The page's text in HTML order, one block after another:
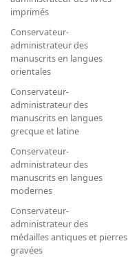
imprimés
Conservateur-
administrateur des
manuscrits en langues
orientales
Conservateur-
administrateur des
manuscrits en langues
grecque et latine
Conservateur-
administrateur des
manuscrits en langues
modernes
Conservateur-
administrateur des
médailles antiques et pierres
gravées